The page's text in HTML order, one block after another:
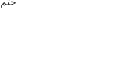
ختم